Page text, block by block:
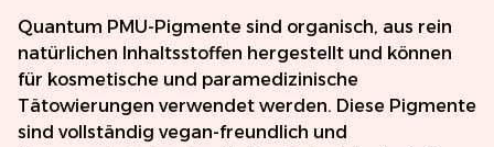
Quantum PMU-Pigmente sind organisch, aus rein
natürlichen Inhaltsstoffen hergestellt und können
für kosmetische und paramedizinische
Tätowierungen verwendet werden. Diese Pigmente
sind vollständig vegan-freundlich und